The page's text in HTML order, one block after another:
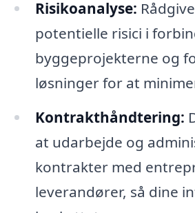
Risikoanalyse:
potentielle risici i
byggeprojekterne og
løsninger for at
Kontrakthåndtering:
at udarbejde og
kontrakter med
leverandører, så dine